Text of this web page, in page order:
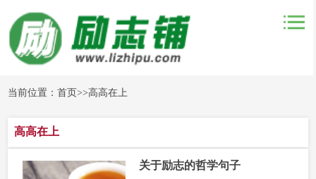
当前位置：首页>>高高在上
高高在上
关于励志的哲学句子